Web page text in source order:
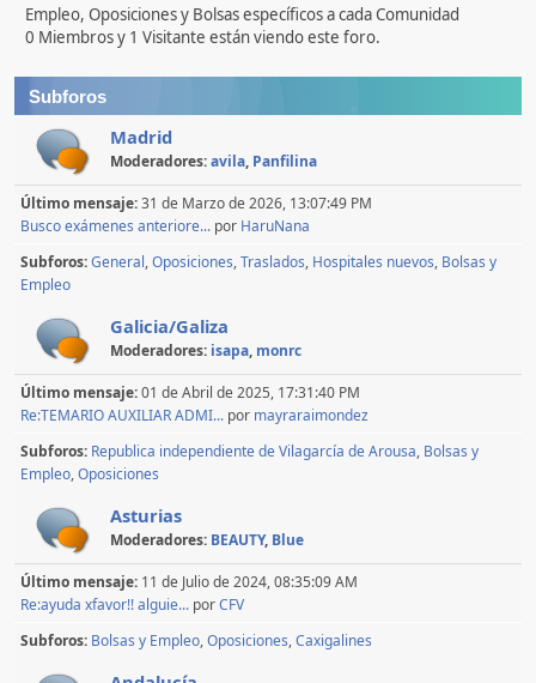
Empleo, Oposiciones y Bolsas específicos a cada Comunidad
0 Miembros y 1 Visitante están viendo este foro.
Subforos
Madrid
Moderadores:avila, Panfilina
Último mensaje:31 de Marzo de 2026, 13:07:49 PM
Busco exámenes anteriore... por HaruNana
Subforos General Oposiciones Traslados Hospitales nuevos Bolsas y
Empleo
Galicia/Galiza
Moderadores: isapa, monrc
Último mensaje:01 de Abril de 2025, 17:31:40 PM
Re:TEMARIO AUXILIAR ADMI... por mayraraimondez
Subforos Republica independiente de Vilagarcía de Arousa Bolsas y
Empleo Oposiciones
Asturias
Moderadores: BEAUTY, Blue
Último mensaje: 11 de Julio de 2024, 08:35:09 AM
Re:ayuda xfavor!! alguie... porCFV
Subforos Bolsas y Empleo Oposiciones Caxigalines